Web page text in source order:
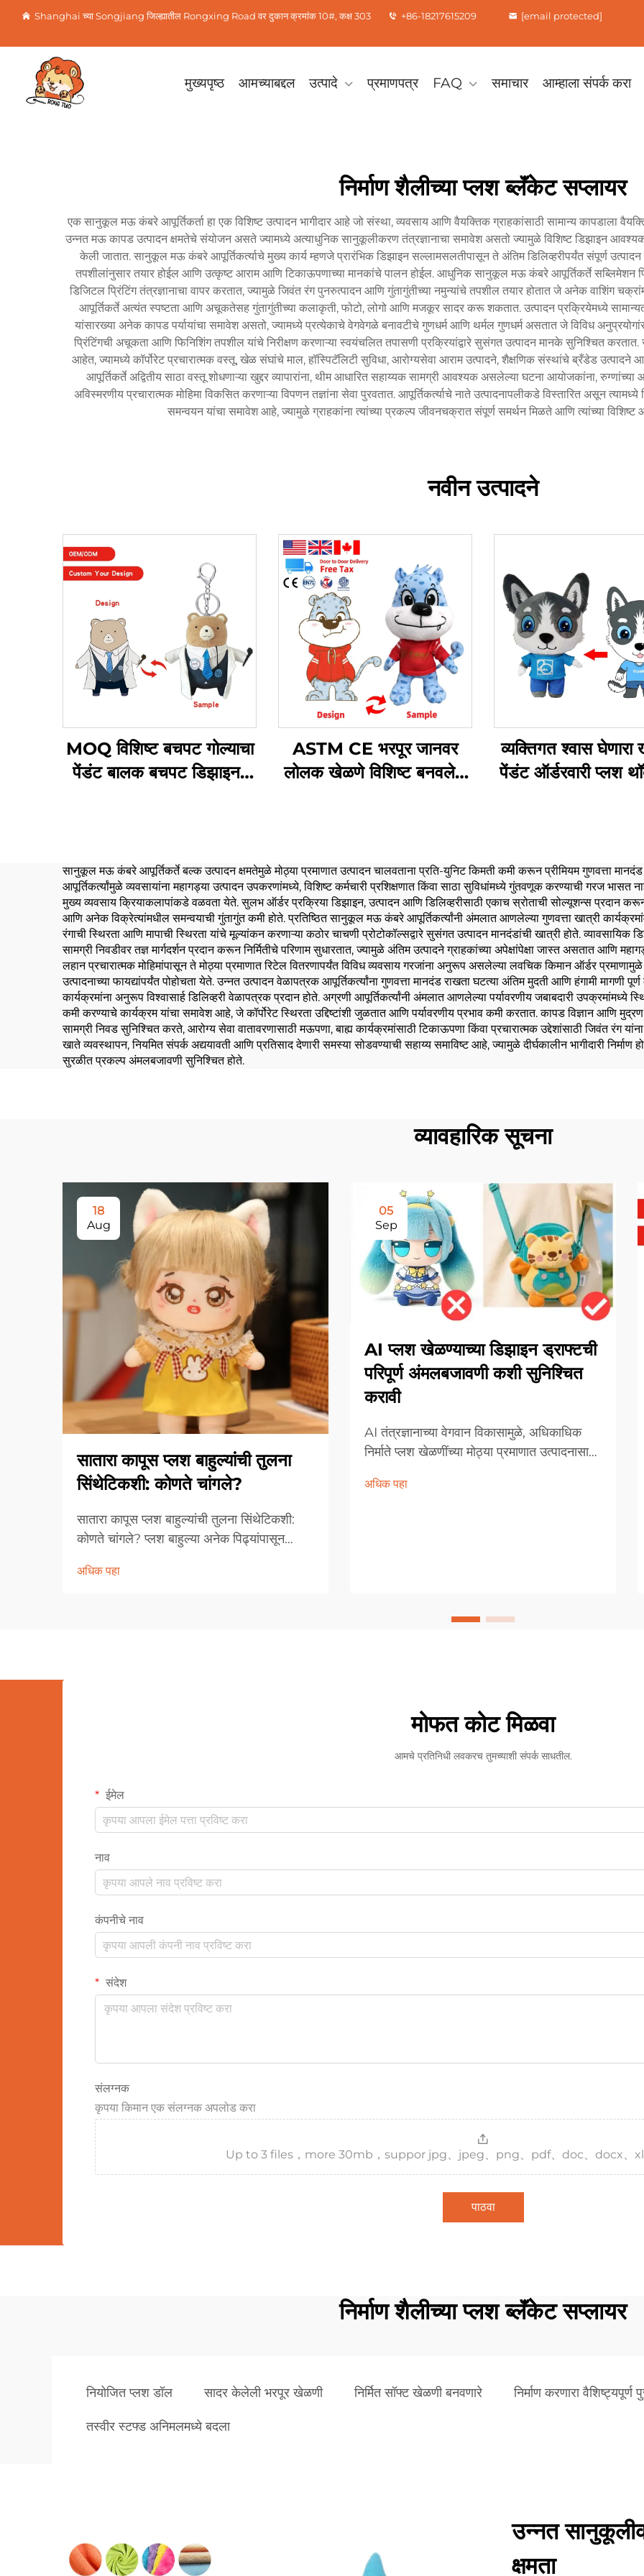
Shanghai च्या Songjiang जिल्ह्यातील Rongxing Road वर दुकान क्रमांक 10#, कक्ष 303 +86-18217615209 [email protected]
मुख्यपृष्ठ आमच्याबद्दल उत्पादे प्रमाणपत्र FAQ समाचार आम्हाला संपर्क करा
निर्माण शैलीच्या प्लश ब्लॅंकेट सप्लायर
एक सानुकूल मऊ कंबरे आपूर्तिकर्ता हा एक विशिष्ट उत्पादन भागीदार आहे जो संस्था, व्यवसाय आणि वैयक्तिक ग्राहकांसाठी सामान्य कापडाला
उन्नत मऊ कापड उत्पादन क्षमतेचे संयोजन असते ज्यामध्ये अत्याधुनिक सानुकूलीकरण तंत्रज्ञानाचा समावेश असतो ज्यामुळे विशिष्ट डिझाइन
केली जातात. सानुकूल मऊ कंबरे आपूर्तिकर्त्याचे मुख्य कार्य म्हणजे प्रारंभिक डिझाइन सल्लामसलतीपासून ते अंतिम डिलिव्हरीपर्यंत संपूर्ण
तपशीलांनुसार तयार होईल आणि उत्कृष्ट आराम आणि टिकाऊपणाच्या मानकांचे पालन होईल. आधुनिक सानुकूल मऊ कंबरे आपूर्तिकर्ते सब्लिमेशन
डिजिटल प्रिंटिंग तंत्रज्ञानाचा वापर करतात, ज्यामुळे जिवंत रंग पुनरुत्पादन आणि गुंतागुंतीच्या नमुन्यांचे तपशील तयार होतात जे अनेक वाशिंग
आपूर्तिकर्ते अत्यंत स्पष्टता आणि अचूकतेसह गुंतागुंतीच्या कलाकृती, फोटो, लोगो आणि मजकूर सादर करू शकतात. उत्पादन प्रक्रियेमध्ये
यांसारख्या अनेक कापड पर्यायांचा समावेश असतो, ज्यामध्ये प्रत्येकाचे वेगवेगळे बनावटीचे गुणधर्म आणि थर्मल गुणधर्म असतात जे विविध
प्रिंटिंगची अचूकता आणि फिनिशिंग तपशील यांचे निरीक्षण करणाऱ्या स्वयंचलित तपासणी प्रक्रियांद्वारे सुसंगत उत्पादन मानके सुनिश्चित
आहेत, ज्यामध्ये कॉर्पोरेट प्रचारात्मक वस्तू, खेळ संघांचे माल, हॉस्पिटॅलिटी सुविधा, आरोग्यसेवा आराम उत्पादने, शैक्षणिक संस्थांचे ब्रँडेड
आपूर्तिकर्ते अद्वितीय साठा वस्तू शोधणाऱ्या खुद्दर व्यापारांना, थीम आधारित सहाय्यक सामग्री आवश्यक असलेल्या घटना आयोजकांना,
अविस्मरणीय प्रचारात्मक मोहिमा विकसित करणाऱ्या विपणन तज्ञांना सेवा पुरवतात. आपूर्तिकर्त्याचे नाते उत्पादनापलीकडे विस्तारित असून
समन्वयन यांचा समावेश आहे, ज्यामुळे ग्राहकांना त्यांच्या प्रकल्प जीवनचक्रात संपूर्ण समर्थन मिळते आणि त्यांच्या विशिष्ट
नवीन उत्पादने
MOQ विशिष्ट बचपट गोल्याचा
पेंडंट बालक बचपट डिझाइनर
ASTM CE भरपूर जानवर
लोलक खेळणे विशिष्ट बनवलेले
व्यक्तिगत श्वास घेणारा
पेंडंट ऑर्डरवारी प्लश
सानुकूल मऊ कंबरे आपूर्तिकर्ते बल्क उत्पादन क्षमतेमुळे मोठ्या प्रमाणात उत्पादन चालवताना प्रति-युनिट किमती कमी करून प्रीमियम गुणवत्ता मानदंड
आपूर्तिकर्त्यांमुळे व्यवसायांना महागड्या उत्पादन उपकरणांमध्ये, विशिष्ट कर्मचारी प्रशिक्षणात किंवा साठा सुविधांमध्ये गुंतवणूक करण्याची गरज
मुख्य व्यवसाय क्रियाकलापांकडे वळवता येते. सुलभ ऑर्डर प्रक्रिया डिझाइन, उत्पादन आणि डिलिव्हरीसाठी एकाच स्रोताची सोल्यूशन्स प्रदान
आणि अनेक विक्रेत्यांमधील समन्वयाची गुंतागुंत कमी होते. प्रतिष्ठित सानुकूल मऊ कंबरे आपूर्तिकर्त्यांनी अंमलात आणलेल्या गुणवत्ता खात्री
रंगाची स्थिरता आणि मापाची स्थिरता यांचे मूल्यांकन करणाऱ्या कठोर चाचणी प्रोटोकॉल्सद्वारे सुसंगत उत्पादन मानदंडांची खात्री होते.
सामग्री निवडीवर तज्ञ मार्गदर्शन प्रदान करून निर्मितीचे परिणाम सुधारतात, ज्यामुळे अंतिम उत्पादने ग्राहकांच्या अपेक्षांपेक्षा जास्त असतात आणि
लहान प्रचारात्मक मोहिमांपासून ते मोठ्या प्रमाणात रिटेल वितरणापर्यंत विविध व्यवसाय गरजांना अनुरूप असलेल्या लवचिक किमान ऑर्डर
उत्पादनाच्या फायद्यांपर्यंत पोहोचता येते. उन्नत उत्पादन वेळापत्रक आपूर्तिकर्त्यांना गुणवत्ता मानदंड राखता घटत्या अंतिम मुदती आणि हंगामी मागणी
कार्यक्रमांना अनुरूप विश्वासार्ह डिलिव्हरी वेळापत्रक प्रदान होते. अग्रणी आपूर्तिकर्त्यांनी अंमलात आणलेल्या पर्यावरणीय जबाबदारी
कमी करण्याचे कार्यक्रम यांचा समावेश आहे, जे कॉर्पोरेट स्थिरता उद्दिष्टांशी जुळतात आणि पर्यावरणीय प्रभाव कमी करतात. कापड विज्ञान आणि
सामग्री निवड सुनिश्चित करते, आरोग्य सेवा वातावरणासाठी मऊपणा, बाह्य कार्यक्रमांसाठी टिकाऊपणा किंवा प्रचारात्मक उद्देशांसाठी जिवंत रंग
खाते व्यवस्थापन, नियमित संपर्क अद्ययावती आणि प्रतिसाद देणारी समस्या सोडवण्याची सहाय्य समाविष्ट आहे, ज्यामुळे दीर्घकालीन भागीदारी
सुरळीत प्रकल्प अंमलबजावणी सुनिश्चित होते.
व्यावहारिक सूचना
18
Aug
सातारा कापूस प्लश बाहुल्यांची तुलना
सिंथेटिकशी: कोणते चांगले?
सातारा कापूस प्लश बाहुल्यांची तुलना सिंथेटिकशी:
कोणते चांगले? प्लश बाहुल्या अनेक पिढ्यांपासून
आवडल्या आहेत. त्यांच्या मऊ गुणधर्मां, प्रेमळ डिझाइन
अधिक पहा
05
Sep
AI प्लश खेळण्याच्या डिझाइन ड्राफ्टची
परिपूर्ण अंमलबजावणी कशी सुनिश्चित
करावी
AI तंत्रज्ञानाच्या वेगवान विकासामुळे, अधिकाधिक
निर्माते प्लश खेळणींच्या मोठ्या प्रमाणात उत्पादनासाठी
जेव्हा या डिझाइन्स भौतिक नमुन्यांमध्ये रूपांतरित केल्या
अधिक पहा
मोफत कोट मिळवा
आमचे प्रतिनिधी लवकरच तुमच्याशी संपर्क साधतील.
ईमेल
नाव
कंपनीचे नाव
संदेश
संलग्नक
कृपया किमान एक संलग्नक अपलोड करा
Up to 3 files，more 30mb，suppor jpg、jpeg、png、pdf、doc、docx、
पाठवा
निर्माण शैलीच्या प्लश ब्लॅंकेट सप्लायर
नियोजित प्लश डॉल सादर केलेली भरपूर खेळणी निर्मित सॉफ्ट खेळणी बनवणारे निर्माण करणारा वैशिष्ट्यपूर्ण
तस्वीर स्टफ्ड अनिमलमध्ये बदला
उन्नत
क्षमता